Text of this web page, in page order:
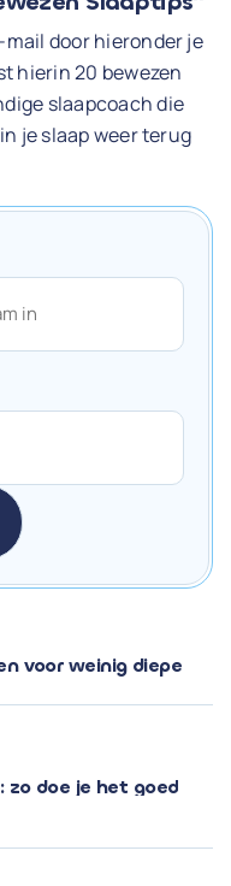
voor weinig diepe
doe je het goed
door hieronder je
hierin 20 bewezen
slaapcoach die
je slaap weer terug